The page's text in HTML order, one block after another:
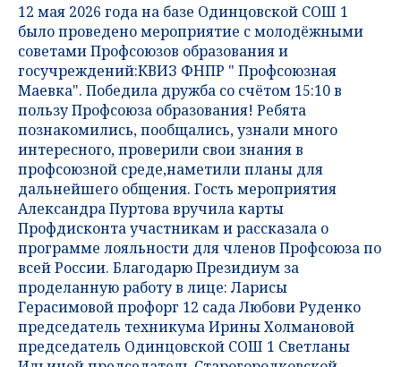
12 мая 2026 года на базе Одинцовской СОШ 1
было проведено мероприятие с молодёжными
советами Профсоюзов образования и
госучреждений:КВИЗ ФНПР " Профсоюзная
Маевка". Победила дружба со счётом 15:10 в
пользу Профсоюза образования! Ребята
познакомились, пообщались, узнали много
интересного, проверили свои знания в
профсоюзной среде,наметили планы для
дальнейшего общения. Гость мероприятия
Александра Пуртова вручила карты
Профдисконта участникам и рассказала о
программе лояльности для членов Профсоюза по
всей России. Благодарю Президиум за
проделанную работу в лице: Ларисы
Герасимовой профорг 12 сада Любови Руденко
председатель техникума Ирины Холмановой
председатель Одинцовской СОШ 1 Светланы